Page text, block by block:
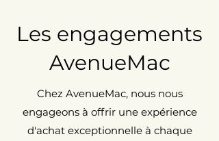
Les engagements
AvenueMac
Chez AvenueMac, nous nous
engageons à offrir une expérience
d'achat exceptionnelle à chaque